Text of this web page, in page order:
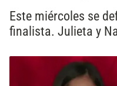
Este miércoles se
finalista. Julieta y